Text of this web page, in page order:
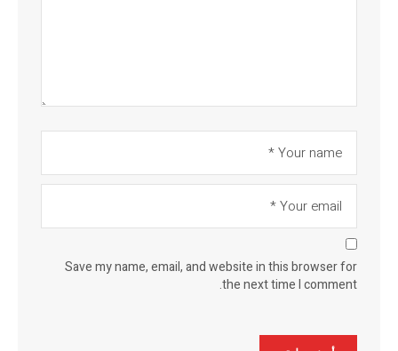
Save my name, email, and website in this browser for
the next time I comment.